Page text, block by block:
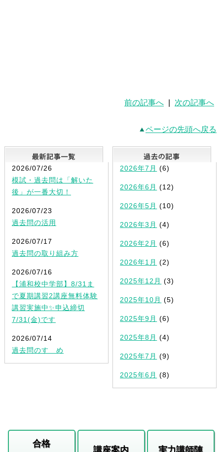
前の記事へ 次の記事へ
ページの先頭へ戻る
最新記事一覧
2026/07/26
模試・過去問は「解いた
後」が一番大切！
2026/07/23
過去問の活用
2026/07/17
過去問の取り組み方
2026/07/16
【浦和校中学部】8/31ま
で夏期講習2講座無料体験
講習実施中✨申込締切
7/31(金)です
2026/07/14
過去問のすゝめ
2026年7月 (6)
2026年6月 (12)
2026年5月 (10)
2026年3月 (4)
2026年2月 (6)
2026年1月 (2)
2025年12月 (3)
2025年10月 (5)
2025年9月 (6)
2025年8月 (4)
2025年7月 (9)
2025年6月 (8)
合格
講座案内 実力講師陣